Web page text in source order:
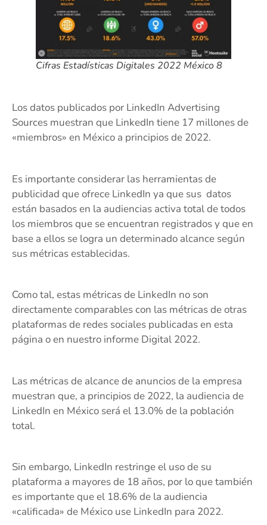
Cifras Estadísticas Digitales 2022 México 8
Los datos publicados por LinkedIn Advertising
Sources muestran que LinkedIn tiene 17 millones de
«miembros» en México a principios de 2022.
Es importante considerar las herramientas de
publicidad que ofrece LinkedIn ya que sus datos
están basados en la audiencias activa total de todos
los miembros que se encuentran registrados y que en
base a ellos se logra un determinado alcance según
sus métricas establecidas.
Como tal, estas métricas de LinkedIn no son
directamente comparables con las métricas de otras
plataformas de redes sociales publicadas en esta
página o en nuestro informe Digital 2022.
Las métricas de alcance de anuncios de la empresa
muestran que, a principios de 2022, la audiencia de
LinkedIn en México será el 13.0% de la población
total.
Sin embargo, LinkedIn restringe el uso de su
plataforma a mayores de 18 años, por lo que también
es importante que el 18.6% de la audiencia
«calificada» de México use LinkedIn para 2022.